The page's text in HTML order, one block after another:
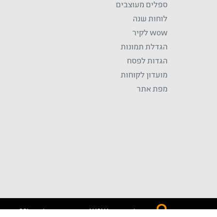
ספלים מעוצבים
לוחות שנה
wow לקיר
הגדלת תמונות
הגדות לפסח
מועדון לקוחות
מפת אתר
התשלום באתר WOW מאובטח בטכנולוגית SSL